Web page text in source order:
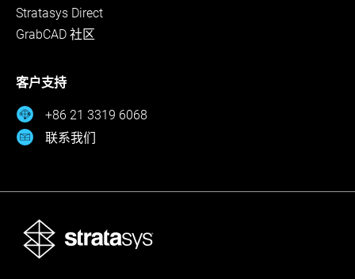
Stratasys Direct
GrabCAD 社区
客户支持
+86 21 3319 6068
联系我们